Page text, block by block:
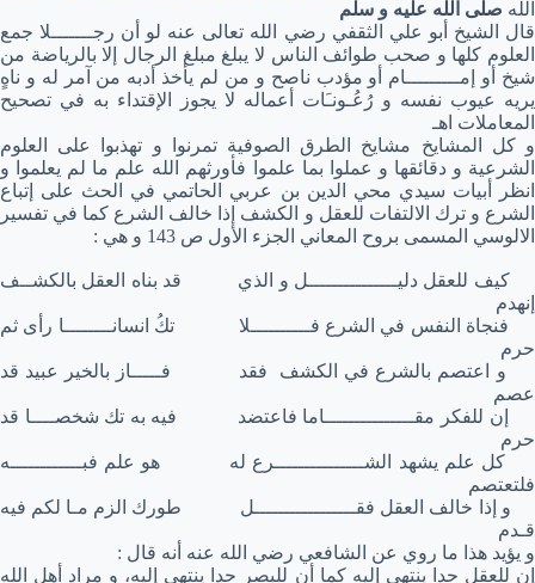
الله صلى الله عليه و سلم
قال الشيخ أبو علي الثقفي رضي الله تعالى عنه لو أن رجـــــــلا جمع
العلوم كلها و صحب طوائف الناس لا يبلغ مبلغ الرجال إلا بالرياضة من
شيخ أو إمـــــــــام أو مؤدب ناصح و من لم يأخذ أدبه من آمر له و ناهٍ
يريه عيوب نفسه و رُعُـونـَات أعماله لا يجوز الإقتداء به في تصحيح
المعاملات اهـ
و كل المشايخ مشايخ الطرق الصوفية تمرنوا و تهذبوا على العلوم
الشرعية و دقائقها و عملوا بما علموا فأورثهم الله علم ما لم يعلموا و
انظر أبيات سيدي محي الدين بن عربي الحاتمي في الحث على إتباع
الشرع و ترك الالتفات للعقل و الكشف إذا خالف الشرع كما في تفسير
الالوسي المسمى بروح المعاني الجزء الأول ص 143 و هي :
كيف للعقل دليـــــــــــــــل و الذي قد بناه العقل بالكشــف
إنهدم
فنجاة النفس في الشرع فــــــــــلا تكُ انسانــــــــا رأى ثم
حرم
و اعتصم بالشرع في الكشف فقد فـــــاز بالخير عبيد قد
عصم
إن للفكر مقـــــــــــــــاما فاعتضد فيه به تك شخصــــا قد
حرم
كل علم يشهد الشـــــــــــــــرع له هو علم فبــــــــــــه
فلتعتصم
و إذا خالف العقل فقـــــــــــــــــل طورك الزم مـا لكم فيه
قـدم
و يؤيد هذا ما روي عن الشافعي رضي الله عنه أنه قال :
إن للعقل حدا ينتهي إليه كما أن للبصر حدا ينتهي إليه، و مراد أهل الله